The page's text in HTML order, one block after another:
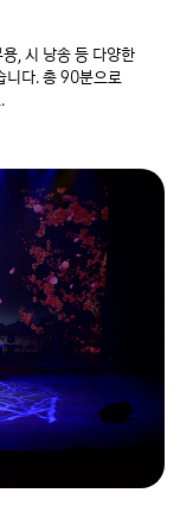
, 시 낭송 등 다양한
니다. 총 90분으로